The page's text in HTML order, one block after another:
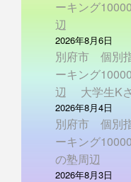
ーキング
辺
2026年8月6日
別府市 個別
ーキング
辺 大学生Kさ
2026年8月4日
別府市 個別
ーキング
の塾周辺
2026年8月3日